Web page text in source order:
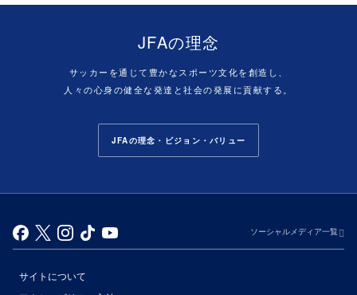
JFAの理念
サッカーを通じて豊かなスポーツ文化を創造し、
人々の心身の健全な発達と社会の発展に貢献する。
JFAの理念・ビジョン・バリュー
ソーシャルメディア一覧
サイトについて